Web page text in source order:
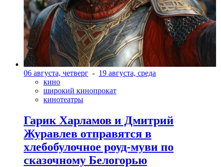
06 августа, четверг - 19 августа, среда
кино
широкий кинопрокат
кинотеатры
Гарик Харламов и Дмитрий
Журавлев отправятся в
хлебобулочное роуд-муви по
сказочному Белогорью